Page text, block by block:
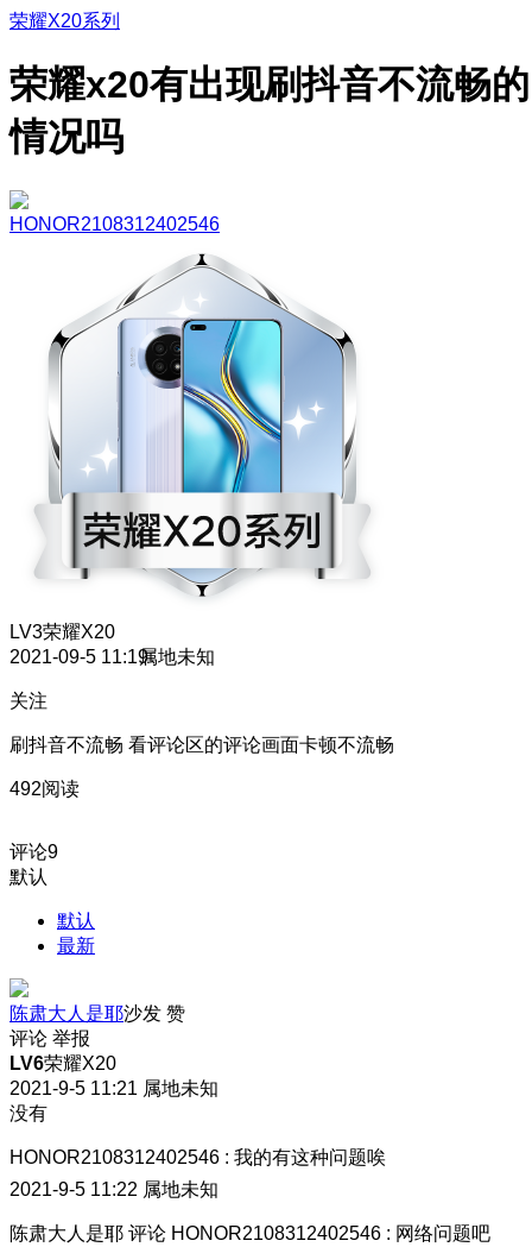
荣耀X20系列
荣耀x20有出现刷抖音不流畅的
情况吗
HONOR2108312402546
LV3荣耀X20
2021-09-5 11:19属地未知
关注
刷抖音不流畅 看评论区的评论画面卡顿不流畅
492阅读
评论9
默认
默认
最新
陈肃大人是耶沙发 赞
评论 举报
LV6荣耀X20
2021-9-5 11:21 属地未知
没有
HONOR2108312402546 : 我的有这种问题唉
2021-9-5 11:22 属地未知
陈肃大人是耶 评论 HONOR2108312402546 : 网络问题吧